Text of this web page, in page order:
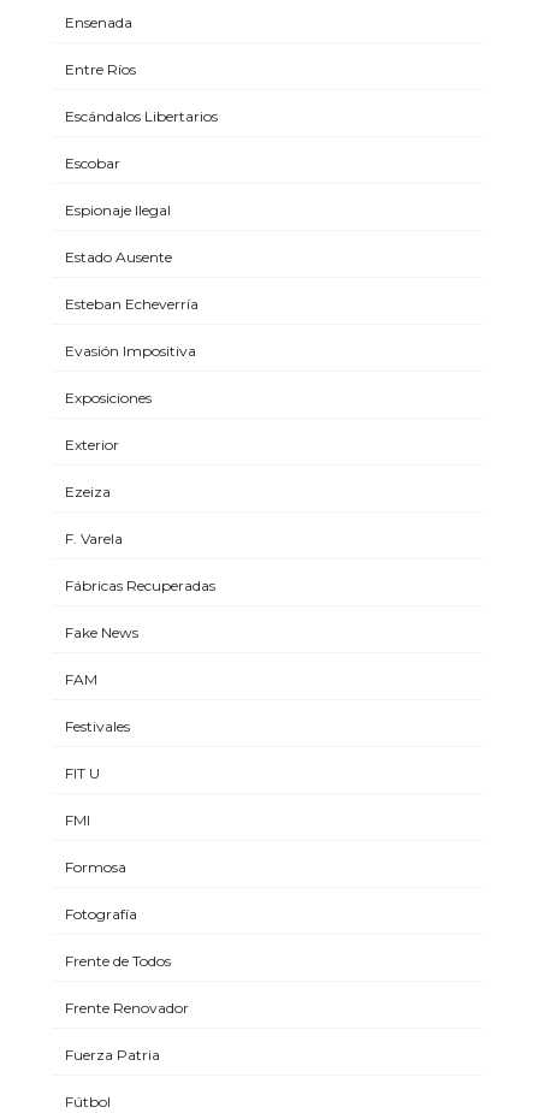
Ensenada
Entre Ríos
Escándalos Libertarios
Escobar
Espionaje Ilegal
Estado Ausente
Esteban Echeverría
Evasión Impositiva
Exposiciones
Exterior
Ezeiza
F. Varela
Fábricas Recuperadas
Fake News
FAM
Festivales
FIT U
FMI
Formosa
Fotografía
Frente de Todos
Frente Renovador
Fuerza Patria
Fútbol